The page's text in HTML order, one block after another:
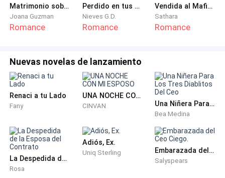
Matrimonio sobre papel
Joana Guzman
Romance
Perdido en tus curvas
Nieves G.D.
Romance
Vendida al Mafioso
Sathara
Romance
Nuevas novelas de lanzamiento
Renaci a tu Lado
Fany
UNA NOCHE CON MI ESPOSO
CINVAN Una Niñera Para Los Tres Diablitos Del Ceo
Bea Medina
La Despedida de la Esposa del Contrato
Rosa
Adiós, Ex.
Uniq Sterling Embarazada del Ceo Ciego.
Salyspears